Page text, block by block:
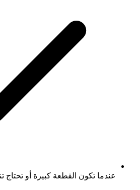
عندما تكون القطعة كبيرة أو